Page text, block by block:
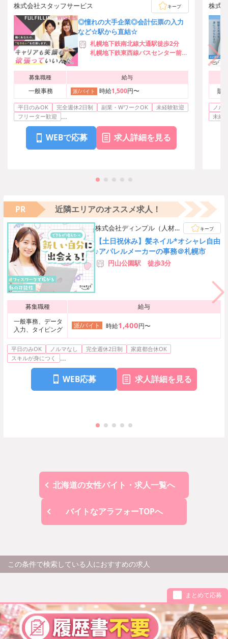
株式会社スタッフサービス キープ
◎憧れの大手企業◎会計伝票の入力
など☆駅から直結☆
札幌地下鉄南北線大通駅徒歩2分
札幌地下鉄東西線バスセンター前駅
募集職種 給与
一般事務 派/バイト 時給1,500円〜
平日のみOK 完全週休2日制 副業・WワークOK
未経験歓迎
フリーター歓迎
...
WEBで応募 求人詳細を見る
株式
販
ノル
未経
PR 近隣エリアのオススメ求人！
株式会社ディンプル（人材サ
ービス会社）
キープ
【土日祝休み】髪ネイル*オシャレ自由
♪アパレルメーカーの事務＠札幌市
円山公園駅 徒歩3分
募集職種
給与
一般事務、データ
入力、タイピング
派/バイト 時給1,400円〜
平日のみOK ノルマなし 完全週休2日制
家庭都合休OK
スキルが身につく
...
WEB応募 求人詳細を見る
北海道の女性バイト・求人一覧へ
バイトなアラフォーTOPへ
この条件で検索している人におすすめの求人
まとめて応募